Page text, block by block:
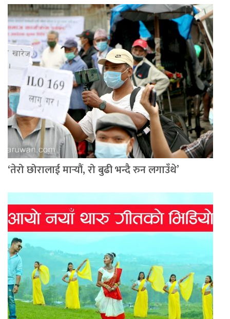
‘तेरो छोरालाई मार्‍यौं, रो बुढी भन्दै रुन लगाउँथे’